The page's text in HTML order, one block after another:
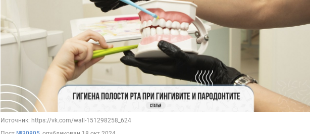
Источник: https://vk.com/wall-151298258_624